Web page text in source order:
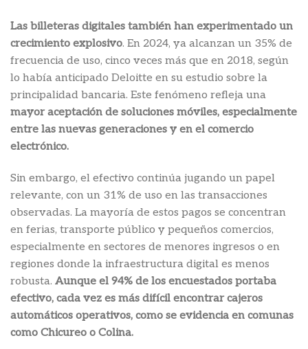
Las billeteras digitales también han experimentado un
crecimiento explosivo. En 2024, ya alcanzan un 35% de
frecuencia de uso, cinco veces más que en 2018, según
lo había anticipado Deloitte en su estudio sobre la
principalidad bancaria. Este fenómeno refleja una
mayor aceptación de soluciones móviles, especialmente
entre las nuevas generaciones y en el comercio
electrónico.
Sin embargo, el efectivo continúa jugando un papel
relevante, con un 31% de uso en las transacciones
observadas. La mayoría de estos pagos se concentran
en ferias, transporte público y pequeños comercios,
especialmente en sectores de menores ingresos o en
regiones donde la infraestructura digital es menos
robusta. Aunque el 94% de los encuestados portaba
efectivo, cada vez es más difícil encontrar cajeros
automáticos operativos, como se evidencia en comunas
como Chicureo o Colina.